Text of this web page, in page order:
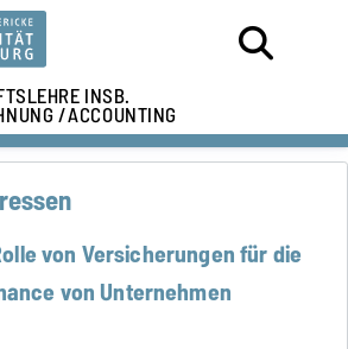
INSB.
/ACCOUNTING
von Versicherungen für die
von Unternehmen